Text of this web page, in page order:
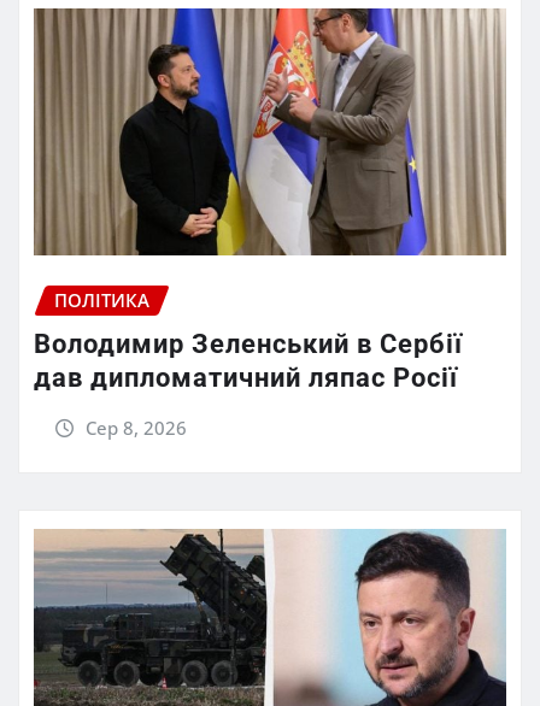
ПОЛІТИКА
Володимир Зеленський в Сербії
дав дипломатичний ляпас Росії
Сер 8, 2026